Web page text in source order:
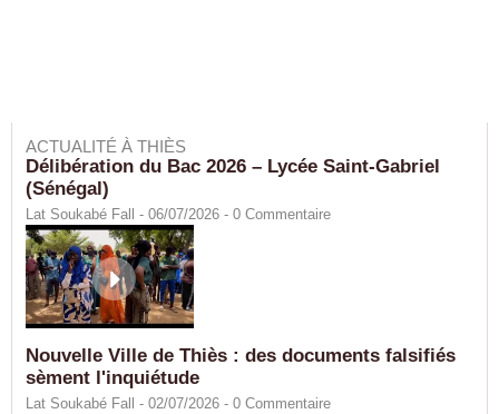
ACTUALITÉ À THIÈS
Délibération du Bac 2026 – Lycée Saint-Gabriel
(Sénégal)
Lat Soukabé Fall - 06/07/2026 - 0 Commentaire
Nouvelle Ville de Thiès : des documents falsifiés
sèment l'inquiétude
Lat Soukabé Fall - 02/07/2026 - 0 Commentaire